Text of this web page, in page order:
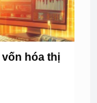
hóa thị